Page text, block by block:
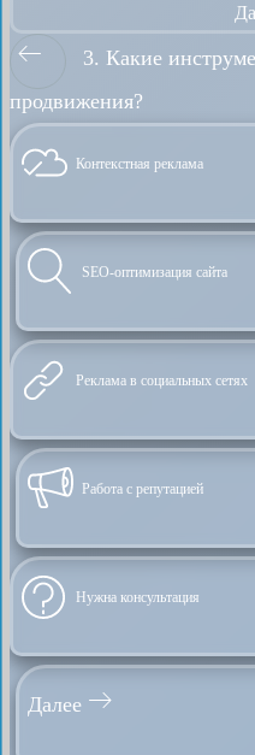
3. Какие
продвижения?
Контекстная реклама
SEO-оптимизация сайта
Реклама в социальных сетях
Работа с репутацией
Нужна консультация
Далее